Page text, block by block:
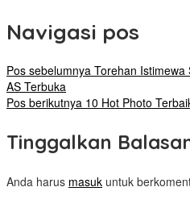
Navigasi pos
Pos sebelumnya Torehan Istimewa
AS Terbuka
Pos berikutnya 10 Hot Photo
Tinggalkan
Anda harus masuk untuk